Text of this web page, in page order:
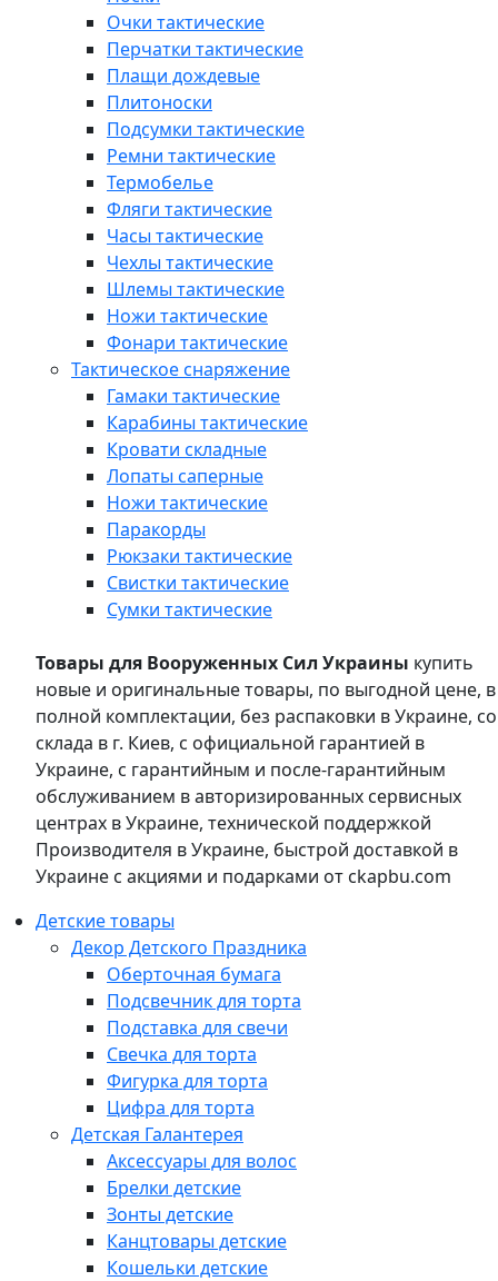
Очки тактические
Перчатки тактические
Плащи дождевые
Плитоноски
Подсумки тактические
Ремни тактические
Термобелье
Фляги тактические
Часы тактические
Чехлы тактические
Шлемы тактические
Ножи тактические
Фонари тактические
Тактическое снаряжение
Гамаки тактические
Карабины тактические
Кровати складные
Лопаты саперные
Ножи тактические
Паракорды
Рюкзаки тактические
Свистки тактические
Сумки тактические
Товары для Вооруженных Сил Украины купить
новые и оригинальные товары, по выгодной цене, в
полной комплектации, без распаковки в Украине, со
склада в г. Киев, с официальной гарантией в
Украине, с гарантийным и после-гарантийным
обслуживанием в авторизированных сервисных
центрах в Украине, технической поддержкой
Производителя в Украине, быстрой доставкой в
Украине с акциями и подарками от ckapbu.com
Детские товары
Декор Детского Праздника
Оберточная бумага
Подсвечник для торта
Подставка для свечи
Свечка для торта
Фигурка для торта
Цифра для торта
Детская Галантерея
Аксессуары для волос
Брелки детские
Зонты детские
Канцтовары детские
Кошельки детские